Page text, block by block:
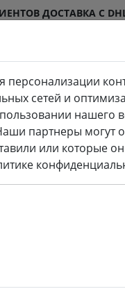
ДОСТАВКА С
и
еда
Zone
сетей и
нашего
партнеры могут
или которые